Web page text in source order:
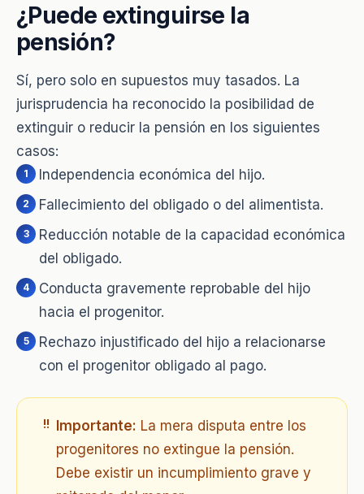
¿Puede extinguirse la
pensión?
Sí, pero solo en supuestos muy tasados. La
jurisprudencia ha reconocido la posibilidad de
extinguir o reducir la pensión en los siguientes
casos:
Independencia económica del hijo.
Fallecimiento del obligado o del alimentista.
Reducción notable de la capacidad económica
del obligado.
Conducta gravemente reprobable del hijo
hacia el progenitor.
Rechazo injustificado del hijo a relacionarse
con el progenitor obligado al pago.
! Importante: La mera disputa entre los
progenitores no extingue la pensión.
Debe existir un incumplimiento grave y